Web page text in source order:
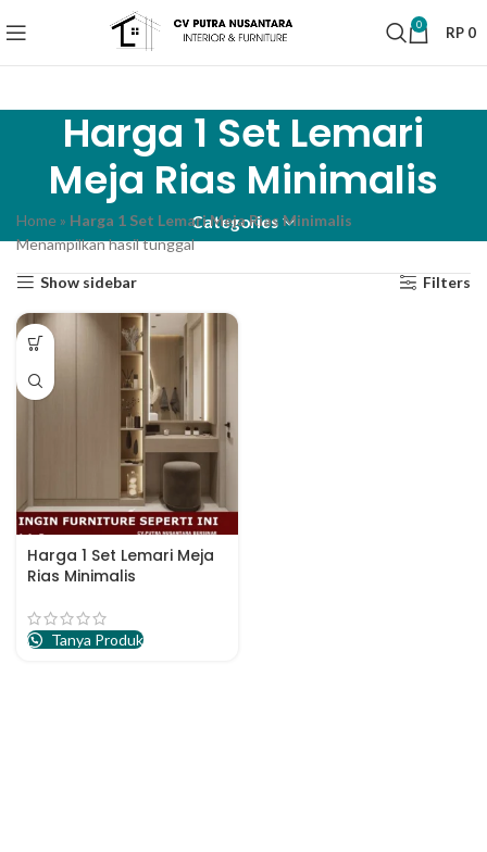
0 RP 0
Harga 1 Set Lemari
Meja Rias Minimalis
Categories
Home» Harga 1 Set Lemari Meja Rias Minimalis
Menampilkan hasil tunggal
Show sidebar Filters
Harga 1 Set Lemari Meja
Rias Minimalis
Tanya Produk